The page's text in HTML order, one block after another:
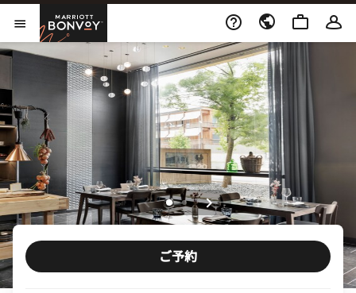
Skip to Content
メニューを開く
Marriott Bonvoy
ご予約